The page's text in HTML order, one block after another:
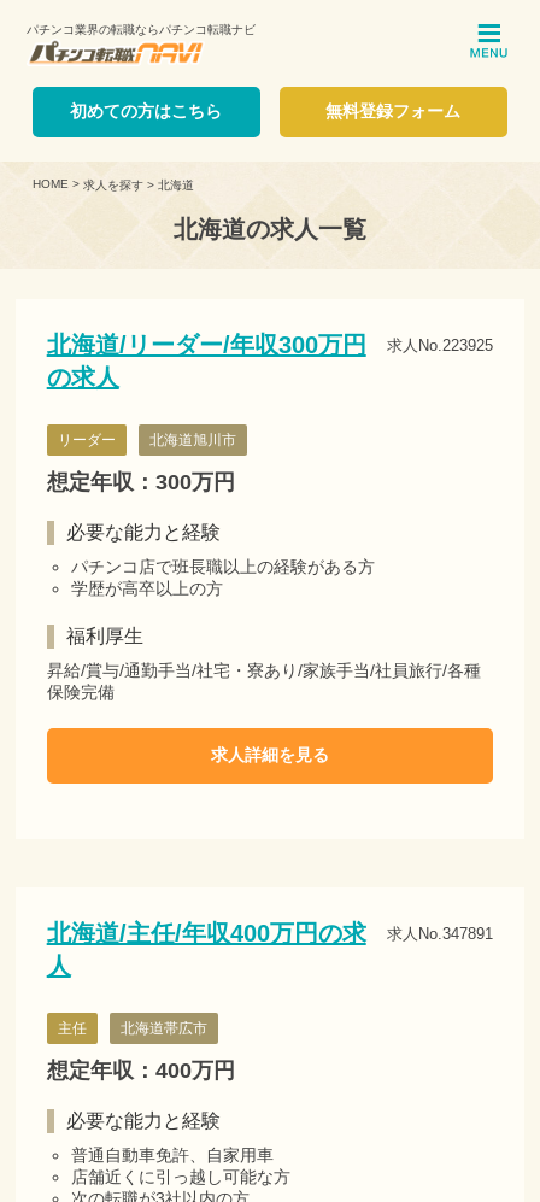
パチンコ業界の転職ならパチンコ転職ナビ
初めての方はこちら 無料登録フォーム
HOME > 求人を探す> 北海道
北海道の求人一覧
求人No.223925
北海道/リーダー/年収300万円
の求人
リーダー 北海道旭川市
想定年収：300万円
必要な能力と経験
パチンコ店で班長職以上の経験がある方
学歴が高卒以上の方
福利厚生
昇給/賞与/通勤手当/社宅・寮あり/家族手当/社員旅行/各種
保険完備
求人詳細を見る
求人No.347891
北海道/主任/年収400万円の求
人
主任 北海道帯広市
想定年収：400万円
必要な能力と経験
普通自動車免許、自家用車
店舗近くに引っ越し可能な方